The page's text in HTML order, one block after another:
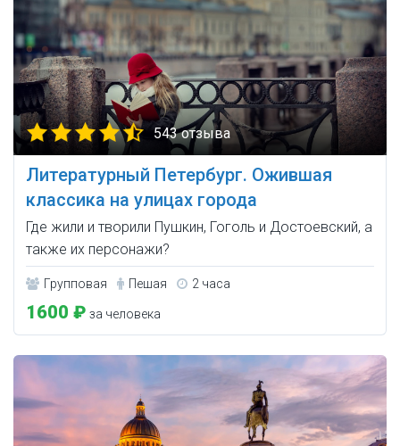
543 отзыва
Литературный Петербург. Ожившая
классика на улицах города
Где жили и творили Пушкин, Гоголь и Достоевский, а
также их персонажи?
Групповая Пешая 2 часа
1600 ₽ за человека